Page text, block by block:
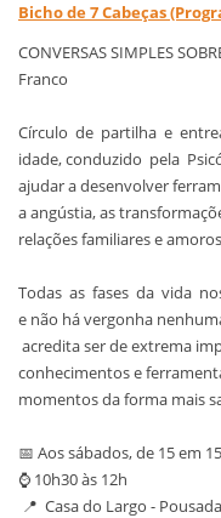
Bicho de 7 Cabeças
CONVERSAS SIMPLES
Franco
Círculo de partilha e
idade, conduzido pela
ajudar a desenvolver
a angústia, as
relações familiares e
Todas as fases da vida
e não há vergonha
acredita ser de extrema
conhecimentos e
momentos da forma mais
📅 Aos sábados, de 15 em
⌚ 10h30 às 12h
📍 Casa do Largo -